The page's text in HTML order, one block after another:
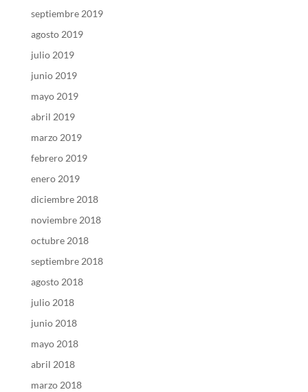
septiembre 2019
agosto 2019
julio 2019
junio 2019
mayo 2019
abril 2019
marzo 2019
febrero 2019
enero 2019
diciembre 2018
noviembre 2018
octubre 2018
septiembre 2018
agosto 2018
julio 2018
junio 2018
mayo 2018
abril 2018
marzo 2018